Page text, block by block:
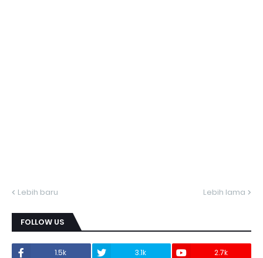
Lebih baru Lebih lama
FOLLOW US
1.5k 3.1k
2.7k